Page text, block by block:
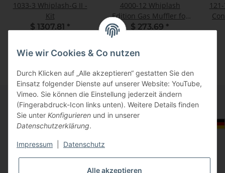
1033-3 Whiplash-G II -
Kit
$ 1307.81 *
4000-12 Whiplash
Edition Gas Muffler for
ZG 27 - 30 RC / PUH
$ 273.69 *
Informationen
Gesetzliche Informationen
Wie wir Cookies & Co nutzen
Durch Klicken auf „Alle akzeptieren“ gestatten Sie den
Einsatz folgender Dienste auf unserer Website: YouTube,
Vimeo. Sie können die Einstellung jederzeit ändern
(Fingerabdruck-Icon links unten). Weitere Details finden
Sie unter Konfigurieren und in unserer
Datenschutzerklärung.
Impressum Datenschutz
Alle akzeptieren